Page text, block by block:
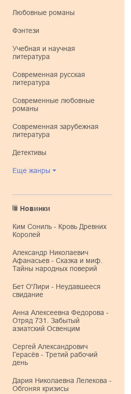
любовные романы
фэнтези
учебная и научная
литература
современная русская
литература
современные любовные
романы
современная зарубежная
литература
детективы
Еще жанры
Новинки
Ким Сониль - Кровь Древних
Королей
Александр Николаевич
Афанасьев - Сказка и миф.
Тайны народных поверий
Бет О'Лири - Неудавшееся
свидание
Анна Алексеевна Федорова -
Отряд 731. Забытый
азиатский Освенцим
Сергей Александрович
Герасёв - Третий рабочий
день
Дария Николаевна Лелекова -
Обгоняя кризисы